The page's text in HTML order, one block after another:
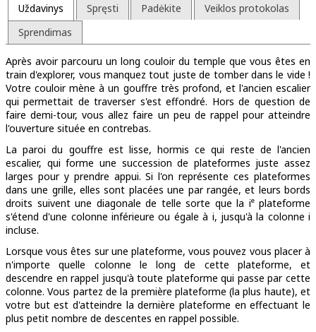
Uždavinys Spręsti Padėkite
Veiklos protokolas
Sprendimas
Après avoir parcouru un long couloir du temple que vous êtes en
train d'explorer, vous manquez tout juste de tomber dans le vide !
Votre couloir mène à un gouffre très profond, et l'ancien escalier
qui permettait de traverser s'est effondré. Hors de question de
faire demi-tour, vous allez faire un peu de rappel pour atteindre
l'ouverture située en contrebas.
La paroi du gouffre est lisse, hormis ce qui reste de l'ancien
escalier, qui forme une succession de plateformes juste assez
larges pour y prendre appui. Si l'on représente ces plateformes
dans une grille, elles sont placées une par rangée, et leurs bords
droits suivent une diagonale de telle sorte que la ieplateforme
s'étend d'une colonne inférieure ou égale à i, jusqu'à la colonne i
incluse.
Lorsque vous êtes sur une plateforme, vous pouvez vous placer à
n'importe quelle colonne le long de cette plateforme, et
descendre en rappel jusqu'à toute plateforme qui passe par cette
colonne. Vous partez de la première plateforme (la plus haute), et
votre but est d'atteindre la dernière plateforme en effectuant le
plus petit nombre de descentes en rappel possible.